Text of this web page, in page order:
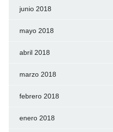
junio 2018
mayo 2018
abril 2018
marzo 2018
febrero 2018
enero 2018